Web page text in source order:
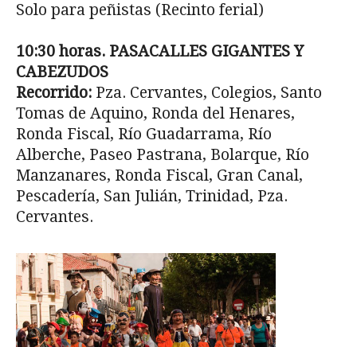
Solo para peñistas (Recinto ferial)
10:30 horas. PASACALLES GIGANTES Y
CABEZUDOS
Recorrido: Pza. Cervantes, Colegios, Santo
Tomas de Aquino, Ronda del Henares,
Ronda Fiscal, Río Guadarrama, Río
Alberche, Paseo Pastrana, Bolarque, Río
Manzanares, Ronda Fiscal, Gran Canal,
Pescadería, San Julián, Trinidad, Pza.
Cervantes.